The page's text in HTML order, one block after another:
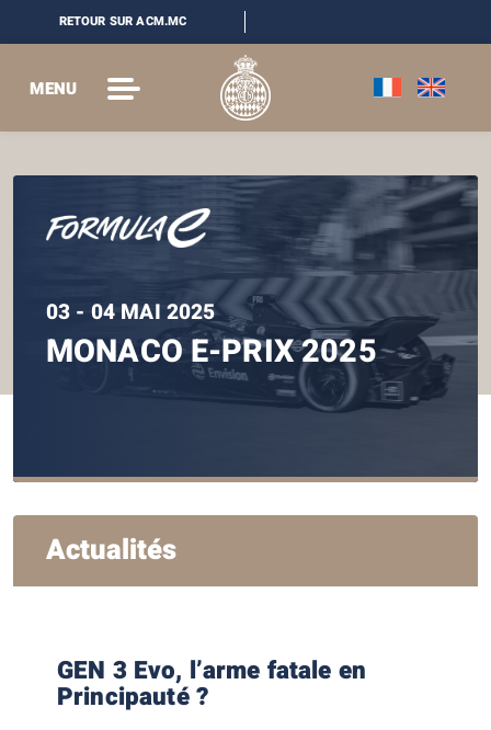
RETOUR SUR ACM.MC
MENU
03 - 04 MAI 2025
MONACO E-PRIX 2025
Actualités
GEN 3 Evo, l’arme fatale en
Principauté ?